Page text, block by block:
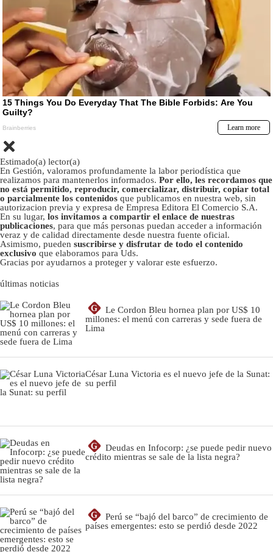
Estimado(a) lector(a)
En Gestión, valoramos profundamente la labor periodística que
realizamos para mantenerlos informados. Por ello, les recordamos que
no está permitido, reproducir, comercializar, distribuir, copiar total
o parcialmente los contenidos que publicamos en nuestra web, sin
autorizacion previa y expresa de Empresa Editora El Comercio S.A.
En su lugar, los invitamos a compartir el enlace de nuestras
publicaciones, para que más personas puedan acceder a información
veraz y de calidad directamente desde nuestra fuente oficial.
Asimismo, pueden suscribirse y disfrutar de todo el contenido
exclusivo que elaboramos para Uds.
Gracias por ayudarnos a proteger y valorar este esfuerzo.
últimas noticias
G
Le Cordon Bleu hornea plan por US$ 10
millones: el menú con carreras y sede fuera de
Lima
César Luna Victoria es el nuevo jefe de la Sunat:
su perfil
G
Deudas en Infocorp: ¿se puede pedir nuevo
crédito mientras se sale de la lista negra?
G
Perú se “bajó del barco” de crecimiento de
países emergentes: esto se perdió desde 2022